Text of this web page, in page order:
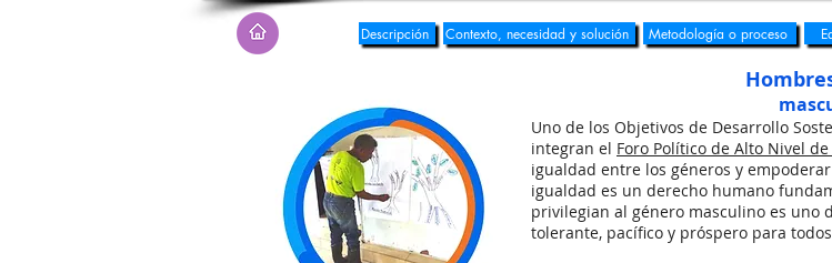
Uno de los Objetivos de Desarrollo
integran el Foro Político de Alto Nivel
igualdad entre los géneros y
igualdad es un derecho humano
privilegian al género masculino es uno
tolerante, pacífico y próspero para
Descripción Contexto, necesidad y solución Metodología o proceso